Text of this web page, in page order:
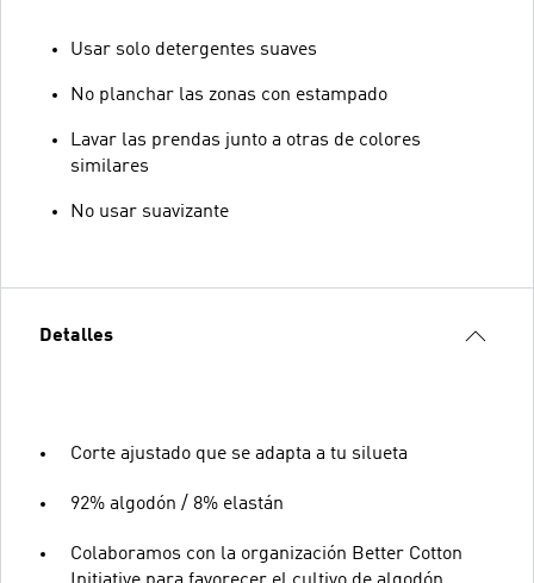
Usar solo detergentes suaves
No planchar las zonas con estampado
Lavar las prendas junto a otras de colores
similares
No usar suavizante
Detalles
Corte ajustado que se adapta a tu silueta
92% algodón / 8% elastán
Colaboramos con la organización Better Cotton